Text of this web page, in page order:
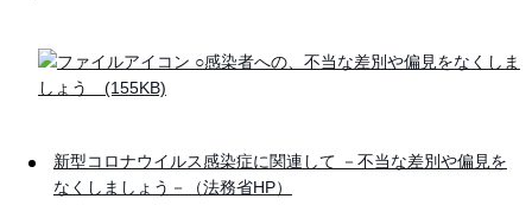
○感染者への、不当な差別や偏見をなくしま
しょう (155KB)
新型コロナウイルス感染症に関連して －不当な差別や偏見を
なくしましょう－（法務省HP）